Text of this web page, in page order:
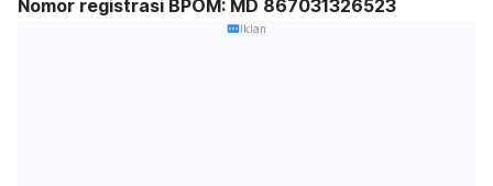
Nomor registrasi BPOM: MD 867031326523
Iklan